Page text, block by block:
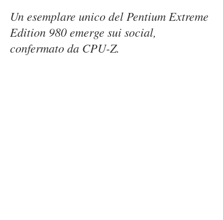
Un esemplare unico del Pentium Extreme
Edition 980 emerge sui social,
confermato da CPU-Z.